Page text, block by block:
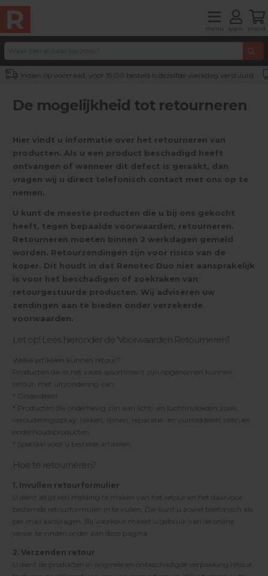
menu login mand
Indien op voorraad, voor 15:00 besteld is dezelfde werkdag verstuurd
De mogelijkheid tot retourneren
Hier vindt u informatie over het retourneren van
producten. Als u een product beschadigd heeft
ontvangen of wanneer dit defect is geraakt, dan
vragen wij u direct telefonisch contact met ons op te
nemen.
U kunt de meeste producten die u bij ons gekocht
heeft, tegen bepaalde voorwaarden, retourneren.
Retourneren moeten binnen 2 werkdagen gemeld
worden. Retourzendingen zijn voor risico van de
koper. Dit houdt in dat Renotec Duo niet aansprakelijk
is voor het beschadigen of zoekraken van
retourgestuurde producten. Wij adviseren uw
zendingen aan te bieden onder verzekerde
voorwaarden.
Let op! Lees hieronder de ‘Voorwaarden Retourneren’!
Welke artikelen kunnen retour?
Producten die in het vaste assortiment zijn opgenomen kunnen
retour, met uitzondering van:
* Onderdelen
* Producten die onderhevig zijn aan licht- en luchtinvloeden zoals
verouderingsspray, lakken, lijmen, reparatie- en vulmiddelen, oliën en
onderhoudsproducten.
* Speciaal voor u bestelde artikelen.
Hoe te retourneren?
1. Invullen retourformulier
U dient altijd een melding te maken van het retour en het daarvoor
bestemde retourformulier in te vullen. Die kunt u zowel telefonisch als
per mail aanvragen. Bij voorkeur maakt u gebruik van de online
versie, te vinden onder aan deze pagina.
2. Verzenden retour
U dient de producten in originele en onbeschadigde verpakking retour